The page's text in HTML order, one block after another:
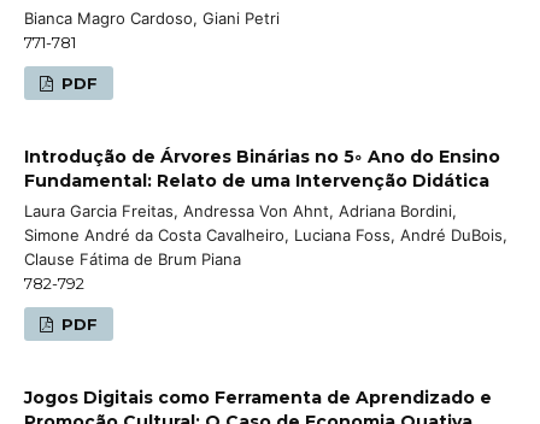
Bianca Magro Cardoso, Giani Petri
771-781
PDF
Introdução de Árvores Binárias no 5◦ Ano do Ensino
Fundamental: Relato de uma Intervenção Didática
Laura Garcia Freitas, Andressa Von Ahnt, Adriana Bordini,
Simone André da Costa Cavalheiro, Luciana Foss, André DuBois,
Clause Fátima de Brum Piana
782-792
PDF
Jogos Digitais como Ferramenta de Aprendizado e